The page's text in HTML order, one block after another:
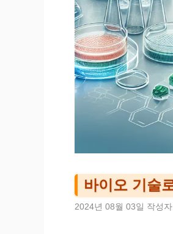
바이오 기술
2024년 08월 03일 작성